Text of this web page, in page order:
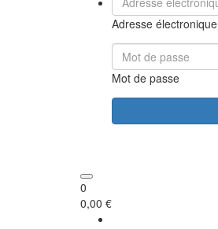
Adresse électronique
Mot de passe
0
0,00 €